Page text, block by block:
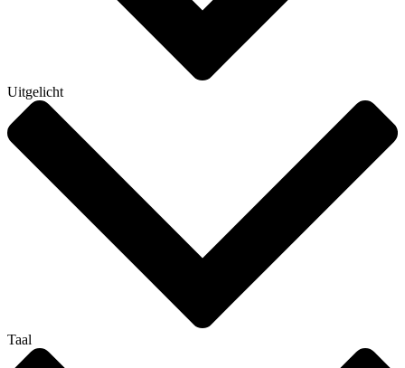
Uitgelicht
Taal